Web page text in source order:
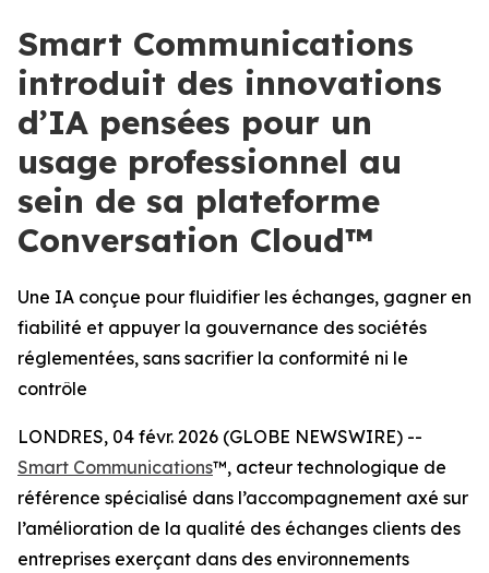
Smart Communications
introduit des innovations
d’IA pensées pour un
usage professionnel au
sein de sa plateforme
Conversation Cloud™
Une IA conçue pour fluidifier les échanges, gagner en
fiabilité et appuyer la gouvernance des sociétés
réglementées, sans sacrifier la conformité ni le
contrôle
LONDRES, 04 févr. 2026 (GLOBE NEWSWIRE) --
Smart Communications™, acteur technologique de
référence spécialisé dans l’accompagnement axé sur
l’amélioration de la qualité des échanges clients des
entreprises exerçant dans des environnements